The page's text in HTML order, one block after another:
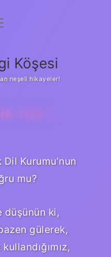
Köşesi
neşeli hikayeler!
TDK ?
Kurumu’nun
mu?
düşünün ki,
gülerek,